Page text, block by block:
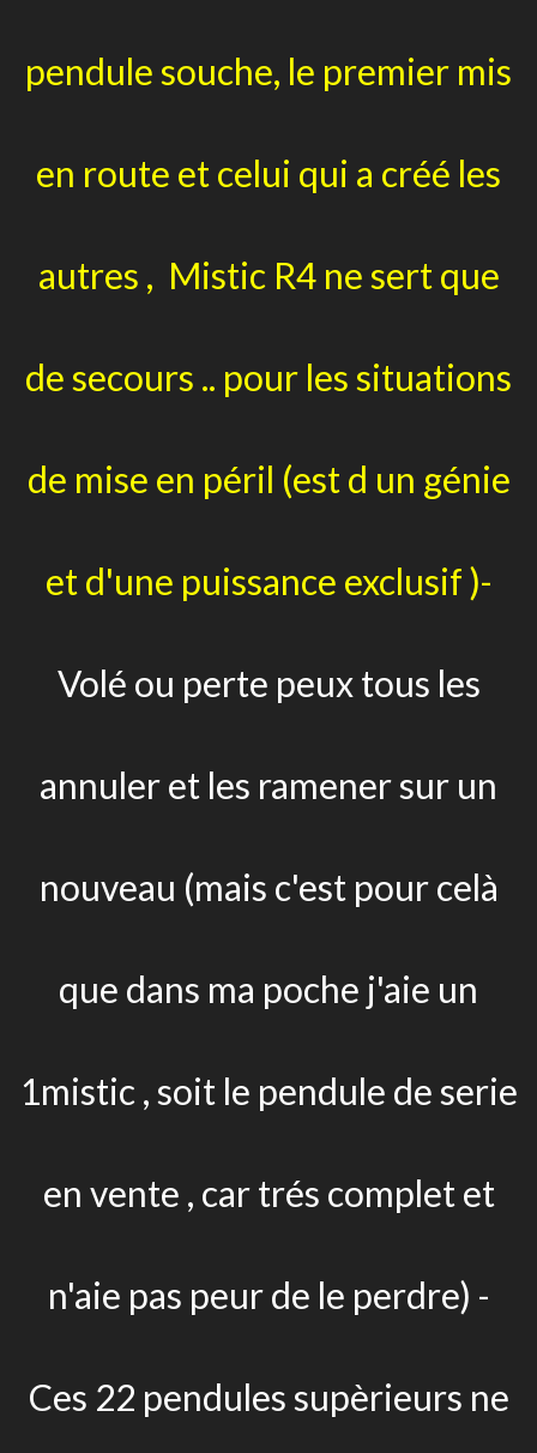
pendule souche, le premier mis
en route et celui qui a créé les
autres , Mistic R4 ne sert que
de secours .. pour les situations
de mise en péril (est d un génie
et d'une puissance exclusif )-
Volé ou perte peux tous les
annuler et les ramener sur un
nouveau (mais c'est pour celà
que dans ma poche j'aie un
1mistic , soit le pendule de serie
en vente , car trés complet et
n'aie pas peur de le perdre) -
Ces 22 pendules supèrieurs ne